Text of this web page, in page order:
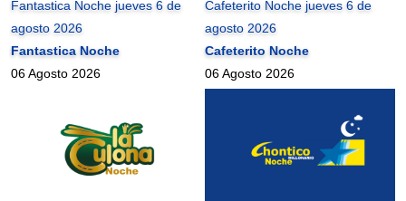
Fantastica Noche jueves 6 de
agosto 2026
Fantastica Noche
06 Agosto 2026
Cafeterito Noche jueves 6 de
agosto 2026
Cafeterito Noche
06 Agosto 2026